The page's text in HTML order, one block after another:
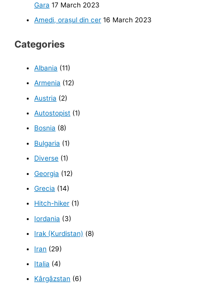
Gara 17 March 2023
Amedi, orașul din cer 16 March 2023
Categories
Albania (11)
Armenia (12)
Austria (2)
Autostopist (1)
Bosnia (8)
Bulgaria (1)
Diverse (1)
Georgia (12)
Grecia (14)
Hitch-hiker (1)
Iordania (3)
Irak (Kurdistan) (8)
Iran (29)
Italia (4)
Kârgâzstan (6)